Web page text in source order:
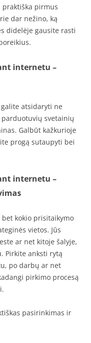
pirmus
dar nežino, ką
didelėje gausite rasti
internetu –
atsidaryti ne
svetainių
Galbūt kažkurioje
progą sutaupyti bei
internetu –
kokio prisitaikymo
vietos. Jūs
ar net kitoje šalyje,
Pirkite anksti rytą
po darbų ar net
pirkimo procesą
pasirinkimas ir